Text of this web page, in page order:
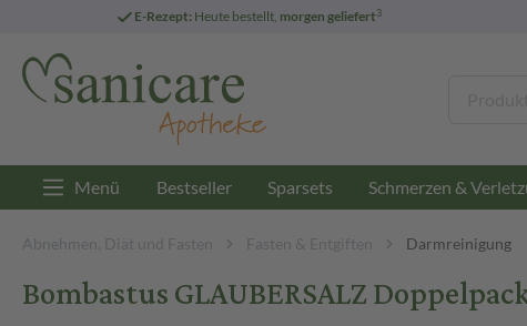
E-Rezept: Heute bestellt, morgen geliefert3
Menü Bestseller Sparsets Schmerzen &
Abnehmen, Diät und Fasten Fasten & Entgiften Darmreinigung
Bombastus GLAUBERSALZ